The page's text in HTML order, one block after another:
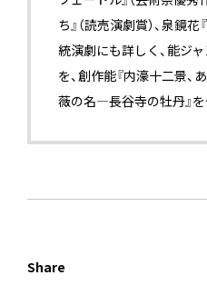
ち』（読売演劇賞）、泉鏡
統演劇にも詳しく、能ジャ
を、創作能『内濠十二景、
薇の名―長谷寺の牡丹』を
Share